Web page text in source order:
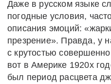
Даже в русском языке
погодные условия,
описания эмоций:
презрение». Правда, у
с крутостью
вот в Америке 1920х
был период расцвета